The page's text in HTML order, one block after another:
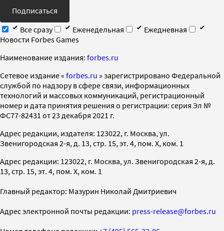
Подписаться
Все сразу
Еженедельная
Ежедневная
Новости Forbes Games
Наименование издания: forbes.ru
Cетевое издание « forbes.ru » зарегистрировано Федеральной
службой по надзору в сфере связи, информационных
технологий и массовых коммуникаций, регистрационный
номер и дата принятия решения о регистрации: серия Эл №
ФС77-82431 от 23 декабря 2021 г.
Адрес редакции, издателя: 123022, г. Москва, ул.
Звенигородская 2-я, д. 13, стр. 15, эт. 4, пом. X, ком. 1
Адрес редакции: 123022, г. Москва, ул. Звенигородская 2-я, д.
13, стр. 15, эт. 4, пом. X, ком. 1
Главный редактор: Мазурин Николай Дмитриевич
Адрес электронной почты редакции: press-release@forbes.ru